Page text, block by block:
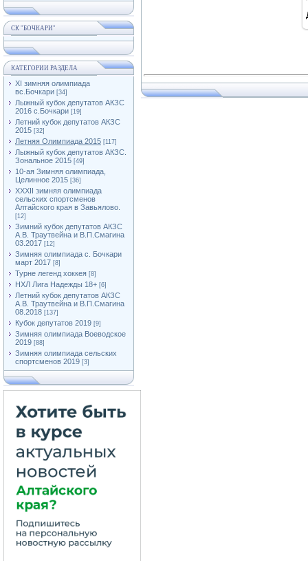
СК "БОЧКАРИ"
КАТЕГОРИИ РАЗДЕЛА
XI зимняя олимпиада
вс.Бочкари [34]
Лыжный кубок депутатов АКЗС
2016 с.Бочкари [19]
Летний кубок депутатов АКЗС
2015 [32]
Летняя Олимпиада 2015 [117]
Лыжный кубок депутатов АКЗС.
Зональное 2015 [49]
10-ая Зимняя олимпиада,
Целинное 2015 [36]
XXXII зимняя олимпиада
сельских спортсменов
Алтайского края в Завьялово.
[12]
Зимний кубок депутатов АКЗС
А.В. Траутвейна и В.П.Смагина
03.2017 [12]
Зимняя олимпиада с. Бочкари
март 2017 [8]
Турне легенд хоккея [8]
НХЛ Лига Надежды 18+ [6]
Летний кубок депутатов АКЗС
А.В. Траутвейна и В.П.Смагина
08.2018 [137]
Кубок депутатов 2019 [9]
Зимняя олимпиада Воеводское
2019 [88]
Зимняя олимпиада сельских
спортсменов 2019 [3]